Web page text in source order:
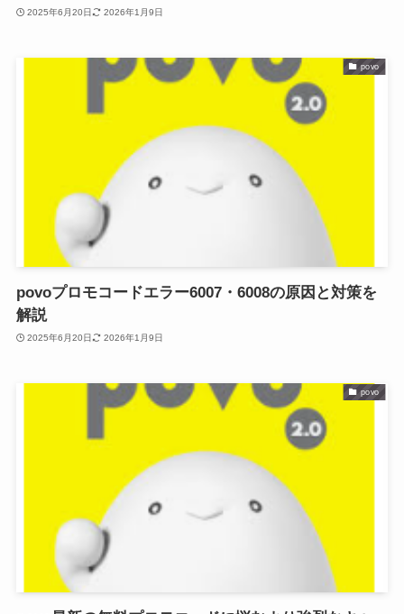
2025年6月20日 2026年1月9日
povo
povoプロモコードエラー6007・6008の原因と対策を
解説
2025年6月20日 2026年1月9日
povo